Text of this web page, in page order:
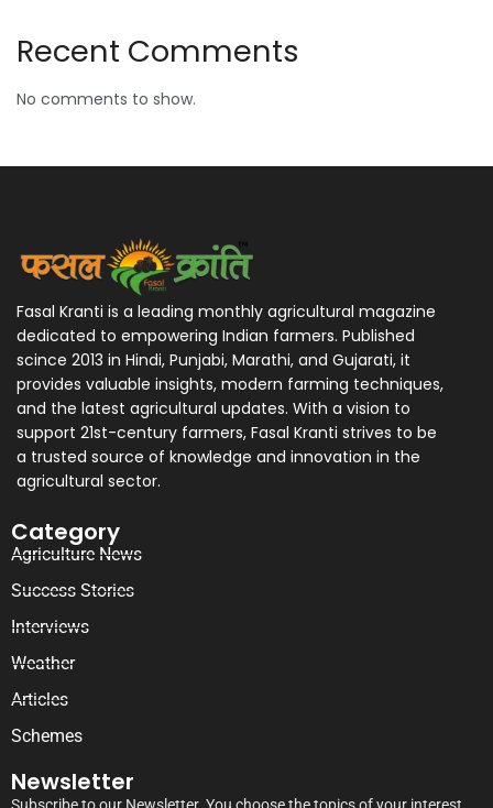
Recent Comments
No comments to show.
Fasal Kranti is a leading monthly agricultural magazine
dedicated to empowering Indian farmers. Published
scince 2013 in Hindi, Punjabi, Marathi, and Gujarati, it
provides valuable insights, modern farming techniques,
and the latest agricultural updates. With a vision to
support 21st-century farmers, Fasal Kranti strives to be
a trusted source of knowledge and innovation in the
agricultural sector.
Category
Agriculture News
Success Stories
Interviews
Weather
Articles
Schemes
Newsletter